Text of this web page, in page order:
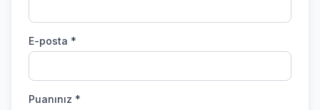
E-posta *
Puanınız *